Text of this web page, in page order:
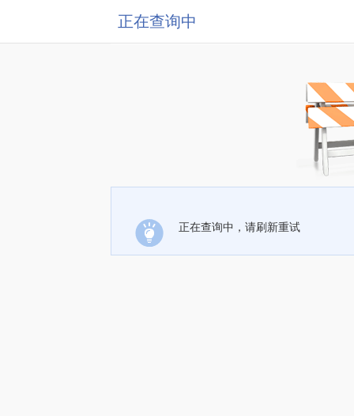
正在查询中
正在查询中，请刷新重试